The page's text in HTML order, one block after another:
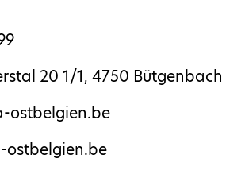
20 1/1, 4750 Bütgenbach
ostbelgien.be
ostbelgien.be